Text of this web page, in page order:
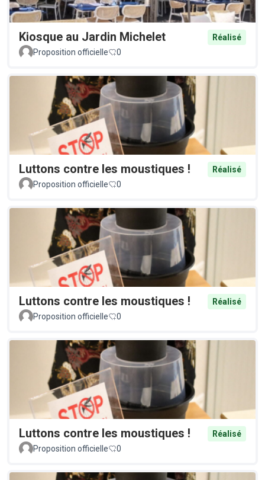
Kiosque au Jardin Michelet
Réalisé
Proposition officielle
0
Luttons contre les moustiques !
Réalisé
Proposition officielle
0
Luttons contre les moustiques !
Réalisé
Proposition officielle
0
Luttons contre les moustiques !
Réalisé
Proposition officielle
0